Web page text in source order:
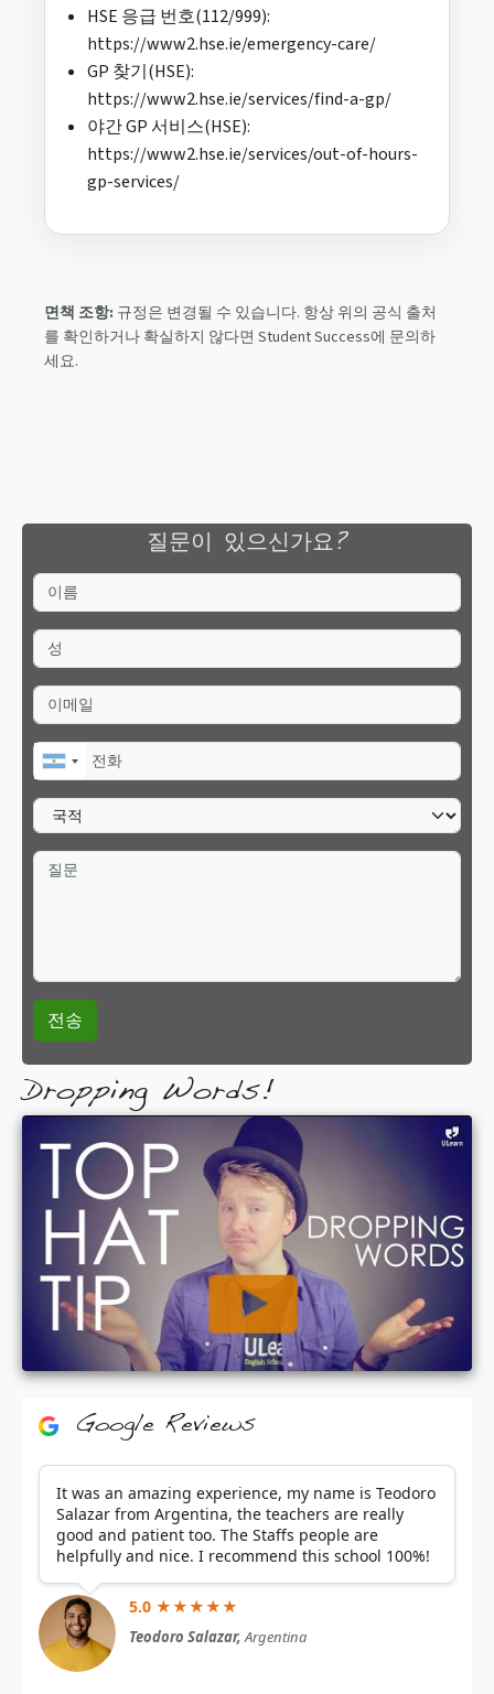
HSE 응급 번호(112/999):
https://www2.hse.ie/emergency-care/
GP 찾기(HSE):
https://www2.hse.ie/services/find-a-gp/
야간 GP 서비스(HSE):
https://www2.hse.ie/services/out-of-hours-
gp-services/
면책 조항: 규정은 변경될 수 있습니다. 항상 위의 공식 출처
를 확인하거나 확실하지 않다면 Student Success에 문의하
세요.
질문이 있으신가요?
이름
성
이메일
전화
국적
질문
Dropping Words!
Google Reviews
It was an amazing experience, my name is Teodoro
Salazar from Argentina, the teachers are really
good and patient too. The Staffs people are
helpfully and nice. I recommend this school 100%!
5.0 ★★★★★
Teodoro Salazar,Argentina